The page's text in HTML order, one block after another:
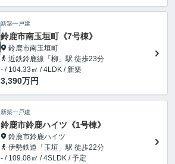
新築一戸建
鈴鹿市南玉垣町《7号棟》
鈴鹿市南玉垣町
近鉄鈴鹿線「柳」駅 徒歩23分
- / 104.33㎡ / 4LDK / 新築
3,390万円
新築一戸建
鈴鹿市鈴鹿ハイツ《1号棟》
鈴鹿市鈴鹿ハイツ
伊勢鉄道「玉垣」駅 徒歩22分
- / 109.08㎡ / 4SLDK / 予定